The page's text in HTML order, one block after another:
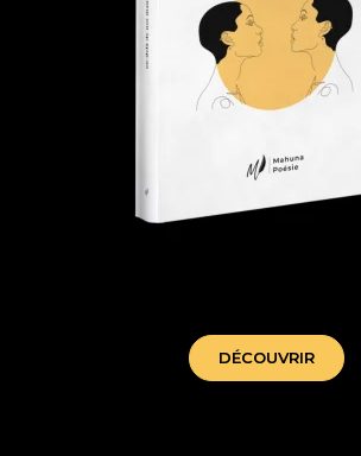
DÉCOUVRIR